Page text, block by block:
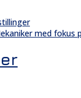
med fokus